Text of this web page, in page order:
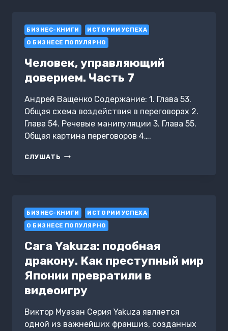
НА
МАЛЕНЬКИХ
КОМПАНИЯХ.
ВАЛЕРИЙ
ЗОЛОТУХИН
БИЗНЕС-КНИГИ
ИСТОРИИ УСПЕХА
О БИЗНЕСЕ ПОПУЛЯРНО
Человек, управляющий
доверием. Часть 7
Андрей Ващенко Содержание: 1. Глава 53.
Общая схема воздействия в переговорах 2.
Глава 54. Речевые манипуляции 3. Глава 55.
Общая картина переговоров 4….
СЛУШАТЬ ЧЕЛОВЕК,
БИЗНЕС-КНИГИ
ИСТОРИИ УСПЕХА
О БИЗНЕСЕ ПОПУЛЯРНО
Сага Yakuza: подобная
дракону. Как преступный мир
Японии превратили в
видеоигру
Виктор Муазан Серия Yakuza является
одной из важнейших франшиз, созданных